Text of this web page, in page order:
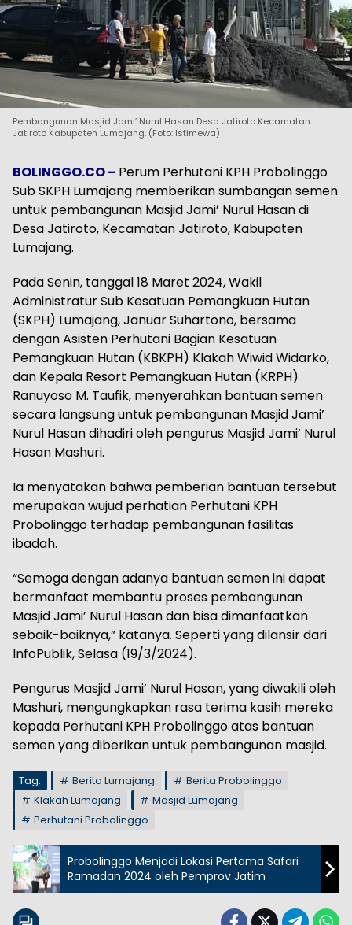
Pembangunan Masjid Jami’ Nurul Hasan Desa Jatiroto Kecamatan
Jatiroto Kabupaten Lumajang. (Foto: Istimewa)
BOLINGGO.CO – Perum Perhutani KPH Probolinggo
Sub SKPH Lumajang memberikan sumbangan semen
untuk pembangunan Masjid Jami’ Nurul Hasan di
Desa Jatiroto, Kecamatan Jatiroto, Kabupaten
Lumajang.
Pada Senin, tanggal 18 Maret 2024, Wakil
Administratur Sub Kesatuan Pemangkuan Hutan
(SKPH) Lumajang, Januar Suhartono, bersama
dengan Asisten Perhutani Bagian Kesatuan
Pemangkuan Hutan (KBKPH) Klakah Wiwid Widarko,
dan Kepala Resort Pemangkuan Hutan (KRPH)
Ranuyoso M. Taufik, menyerahkan bantuan semen
secara langsung untuk pembangunan Masjid Jami’
Nurul Hasan dihadiri oleh pengurus Masjid Jami’ Nurul
Hasan Mashuri.
Ia menyatakan bahwa pemberian bantuan tersebut
merupakan wujud perhatian Perhutani KPH
Probolinggo terhadap pembangunan fasilitas
ibadah.
“Semoga dengan adanya bantuan semen ini dapat
bermanfaat membantu proses pembangunan
Masjid Jami’ Nurul Hasan dan bisa dimanfaatkan
sebaik-baiknya,” katanya. Seperti yang dilansir dari
InfoPublik, Selasa (19/3/2024).
Pengurus Masjid Jami’ Nurul Hasan, yang diwakili oleh
Mashuri, mengungkapkan rasa terima kasih mereka
kepada Perhutani KPH Probolinggo atas bantuan
semen yang diberikan untuk pembangunan masjid.
Tag: Berita Lumajang
Berita Probolinggo
Klakah Lumajang
Masjid Lumajang
Perhutani Probolinggo
Probolinggo Menjadi Lokasi Pertama Safari
Ramadan 2024 oleh Pemprov Jatim